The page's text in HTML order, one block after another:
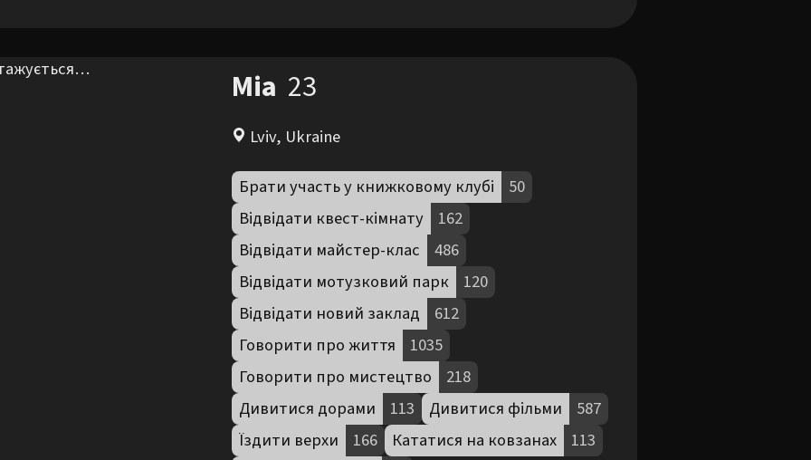
Mia 23
Lviv, Ukraine
Брати участь у книжковому клубі
50
Відвідати квест-кімнату
162
Відвідати майстер-клас
486
Відвідати мотузковий парк
120
Відвідати новий заклад
612
Говорити про життя
1035
Говорити про мистецтво
218
Дивитися дорами
113 Дивитися фільми
587
Їздити верхи
166 Кататися на ковзанах 113